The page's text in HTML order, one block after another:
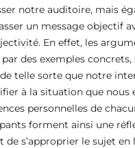
notre auditoire, mais
un message objectif
En effet, les
par des exemples
telle sorte que notre
à la situation que nous
personnelles de
forment ainsi une
de s’approprier le sujet